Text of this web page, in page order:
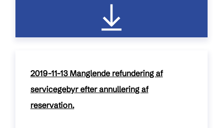
2019-11-13 Manglende refundering af
servicegebyr efter annullering af
reservation.